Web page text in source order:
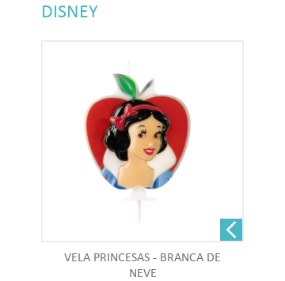
DISNEY
VELA PRINCESAS - BRANCA DE
NEVE